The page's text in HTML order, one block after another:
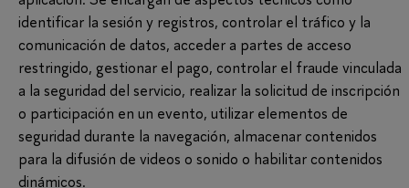
identificar la sesión y registros, controlar el tráfico y la
comunicación de datos, acceder a partes de acceso
restringido, gestionar el pago, controlar el fraude vinculada
a la seguridad del servicio, realizar la solicitud de inscripción
o participación en un evento, utilizar elementos de
seguridad durante la navegación, almacenar contenidos
para la difusión de videos o sonido o habilitar contenidos
dinámicos.